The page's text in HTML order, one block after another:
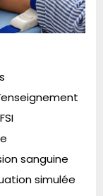
sanguine
simulée